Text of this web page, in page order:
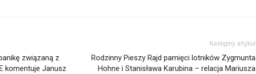
związaną z
komentuje Janusz
Następny artykuł
Rodzinny Pieszy Rajd pamięci lotników Zygmunta
Hohne i Stanisława Karubina – relacja Mariusza